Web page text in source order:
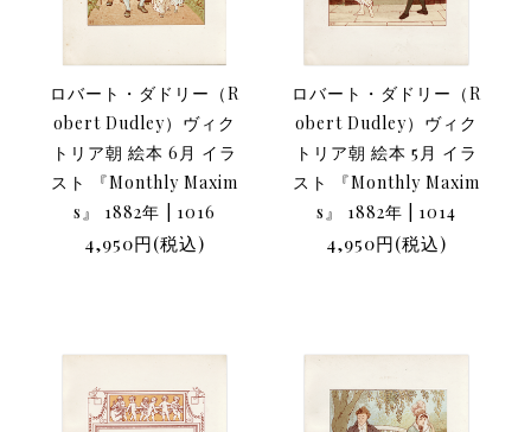
ロバート・ダドリー（R
obert Dudley）ヴィク
トリア朝 絵本 6月 イラ
スト 『Monthly Maxim
s』 1882年 | 1016
4,950円(税込)
ロバート・ダドリー（R
obert Dudley）ヴィク
トリア朝 絵本 5月 イラ
スト 『Monthly Maxim
s』 1882年 | 1014
4,950円(税込)